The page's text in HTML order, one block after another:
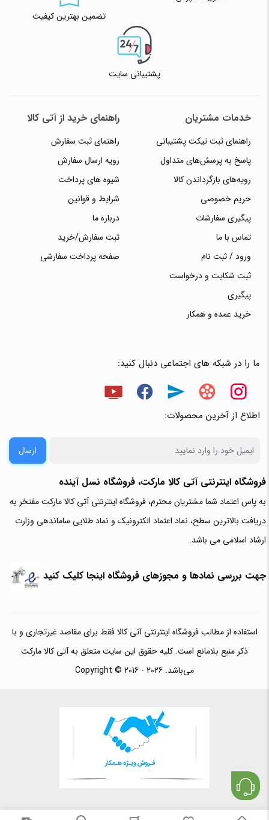
تضمین بهترین کیفیت
پشتیبانی سایت
خدمات مشتریان
راهنمای ثبت تیکت پشتیبانی
پاسخ به پرسش‌های متداول
رویه‌های بازگرداندن کالا
حریم خصوصی
پیگیری سفارشات
تماس با ما
ورود / ثبت نام
ثبت شکایت و درخواست
پیگیری
خرید عمده و همکار
راهنمای خرید از آتی کالا
راهنمای ثبت سفارش
رویه ارسال سفارش
شیوه های پرداخت
شرایط و قوانین
درباره ما
ثبت سفارش/خرید
صفحه پرداخت سفارشی
ما را در شبکه های اجتماعی دنبال کنید:
اطلاع از آخرین محصولات:
ارسال
فروشگاه اینترنتی آتی‌ کالا مارکت، فروشگاه نسل آینده
به پاس اعتماد شما مشتریان محترم، فروشگاه اینترنتی آتی کالا مارکت مفتخر به
دریافت بالاترین سطح، نماد اعتماد الکترونیک و نماد طلایی ساماندهی وزارت
ارشاد اسلامی می باشد.
جهت بررسی نمادها و مجوزهای فروشگاه اینجا کلیک کنید
استفاده از مطالب فروشگاه اینترنتی آتی کالا فقط برای مقاصد غیرتجاری و با
ذکر منبع بلامانع است. کلیه حقوق این سایت متعلق به آتی کالا مارکت
می‌باشد. Copyright © 2016 - 2026